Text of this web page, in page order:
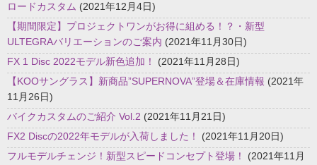
ロードカスタム (2021年12月4日)
【期間限定】プロジェクトワンがお得に組める！？・新型
ULTEGRAバリエーションのご案内 (2021年11月30日)
FX 1 Disc 2022モデル新色追加！
(2021年11月28日)
【KOOサングラス】新商品”SUPERNOVA”登場＆在庫情報 (2021年
11月26日)
バイクカスタムのご紹介 Vol.2 (2021年11月21日)
FX2 Discの2022年モデルが入荷しました！
(2021年11月20日)
フルモデルチェンジ！新型スピードコンセプト登場！
(2021年11月